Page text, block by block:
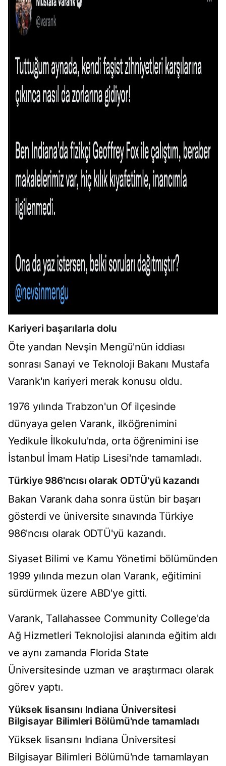
Kariyeri başarılarla dolu
Öte yandan Nevşin Mengü'nün iddiası
sonrası Sanayi ve Teknoloji Bakanı Mustafa
Varank'ın kariyeri merak konusu oldu.
1976 yılında Trabzon'un Of ilçesinde
dünyaya gelen Varank, ilköğrenimini
Yedikule İlkokulu'nda, orta öğrenimini ise
İstanbul İmam Hatip Lisesi'nde tamamladı.
Türkiye 986'ncısı olarak ODTÜ'yü kazandı
Bakan Varank daha sonra üstün bir başarı
gösterdi ve üniversite sınavında Türkiye
986'ncısı olarak ODTÜ'yü kazandı.
Siyaset Bilimi ve Kamu Yönetimi bölümünden
1999 yılında mezun olan Varank, eğitimini
sürdürmek üzere ABD'ye gitti.
Varank, Tallahassee Community College'da
Ağ Hizmetleri Teknolojisi alanında eğitim aldı
ve aynı zamanda Florida State
Üniversitesinde uzman ve araştırmacı olarak
görev yaptı.
Yüksek lisansını Indiana Üniversitesi
Bilgisayar Bilimleri Bölümü'nde tamamladı
Yüksek lisansını Indiana Üniversitesi
Bilgisayar Bilimleri Bölümü'nde tamamlayan